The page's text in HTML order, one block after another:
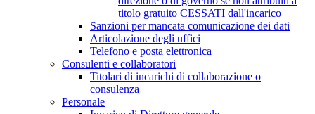
titolo gratuito CESSATI dall'incarico
Sanzioni per mancata comunicazione dei dati
Articolazione degli uffici
Telefono e posta elettronica
Consulenti e collaboratori
Titolari di incarichi di collaborazione o
consulenza
Personale